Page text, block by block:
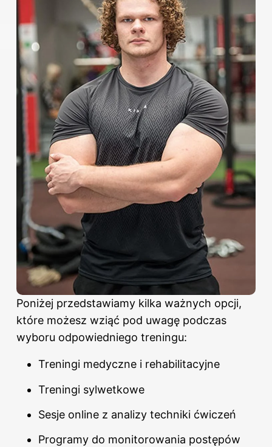
Poniżej przedstawiamy kilka ważnych opcji,
które możesz wziąć pod uwagę podczas
wyboru odpowiedniego treningu:
Treningi medyczne i rehabilitacyjne
Treningi sylwetkowe
Sesje online z analizy techniki ćwiczeń
Programy do monitorowania postępów